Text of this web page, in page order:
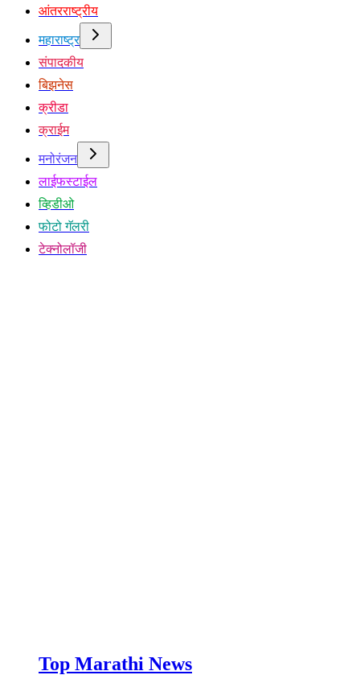
आंतरराष्ट्रीय
महाराष्ट्र
संपादकीय
बिझनेस
क्रीडा
क्राईम
मनोरंजन
लाईफस्टाईल
व्हिडीओ
फोटो गॅलरी
टेक्नोलॉजी
Top Marathi News